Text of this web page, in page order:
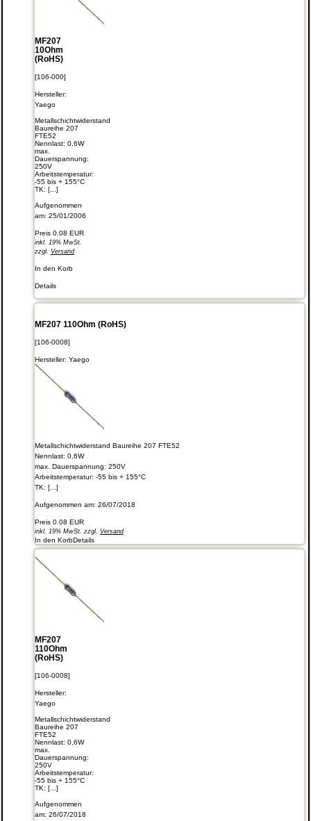
MF207
10Ohm
(RoHS)
[106-000]
Hersteller:
Yaego
Metallschichtwiderstand
Baureihe 207
FTE52
Nennlast: 0,6W
max.
Dauerspannung:
250V
Arbeitstemperatur:
-55 bis + 155°C
TK: [...]
Aufgenommen
am: 25/01/2006
Preis 0.08 EUR
inkl. 19% MwSt.
zzgl. Versand
In den Korb
Details
MF207 110Ohm (RoHS)
[106-0008]
Hersteller: Yaego
Metallschichtwiderstand Baureihe 207 FTE52
Nennlast: 0,6W
max. Dauerspannung: 250V
Arbeitstemperatur: -55 bis + 155°C
TK: [...]
Aufgenommen am: 26/07/2018
Preis 0.08 EUR
inkl. 19% MwSt. zzgl. Versand
In den KorbDetails
MF207
110Ohm
(RoHS)
[106-0008]
Hersteller:
Yaego
Metallschichtwiderstand
Baureihe 207
FTE52
Nennlast: 0,6W
max.
Dauerspannung:
250V
Arbeitstemperatur:
-55 bis + 155°C
TK: [...]
Aufgenommen
am: 26/07/2018